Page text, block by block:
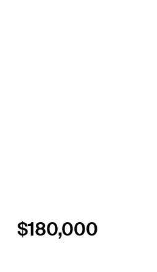
$180,000